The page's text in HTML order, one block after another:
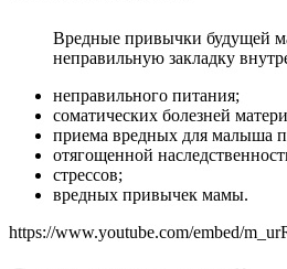
Вредные привычки будущей
неправильную закладку
неправильного питания;
соматических болезней
приема вредных для малыша
отягощенной
стрессов;
вредных привычек мамы.
https://www.youtube.com/embed/